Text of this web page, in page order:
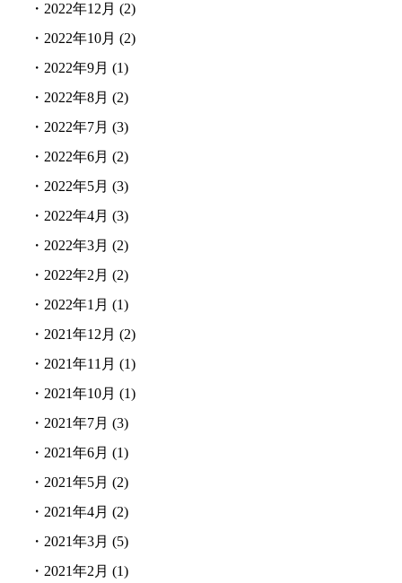
・ 2022年12月 (2)
・ 2022年10月 (2)
・ 2022年9月 (1)
・ 2022年8月 (2)
・ 2022年7月 (3)
・ 2022年6月 (2)
・ 2022年5月 (3)
・ 2022年4月 (3)
・ 2022年3月 (2)
・ 2022年2月 (2)
・ 2022年1月 (1)
・ 2021年12月 (2)
・ 2021年11月 (1)
・ 2021年10月 (1)
・ 2021年7月 (3)
・ 2021年6月 (1)
・ 2021年5月 (2)
・ 2021年4月 (2)
・ 2021年3月 (5)
・ 2021年2月 (1)